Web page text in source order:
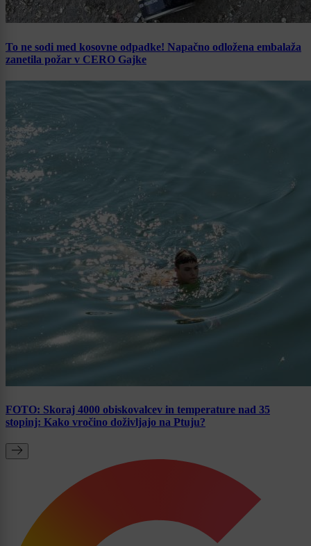
To ne sodi med kosovne odpadke! Napačno odložena embalaža
zanetila požar v CERO Gajke
FOTO: Skoraj 4000 obiskovalcev in temperature nad 35
stopinj: Kako vročino doživljajo na Ptuju?